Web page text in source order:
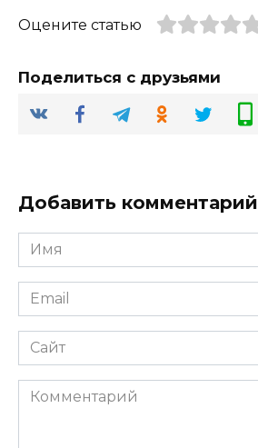
Оцените статью
Поделиться с друзьями
Добавить комментарий
Имя
*
Email
*
Сайт
Комментарий